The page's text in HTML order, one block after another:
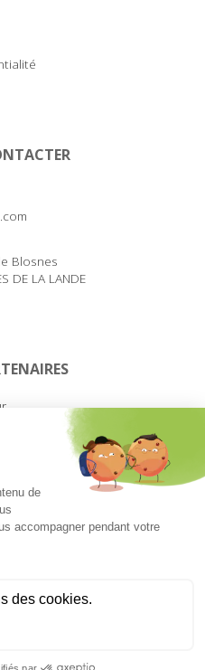
Blosnes
DE LA LANDE
ET DOIT ÊTRE
DE REMBOURSEMENT
ENGAGER.
l’obtention d’un ou
d’argent.